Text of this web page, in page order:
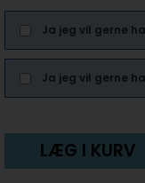
Ja jeg vil gerne
Ja jeg vil gerne
LÆG I KURV